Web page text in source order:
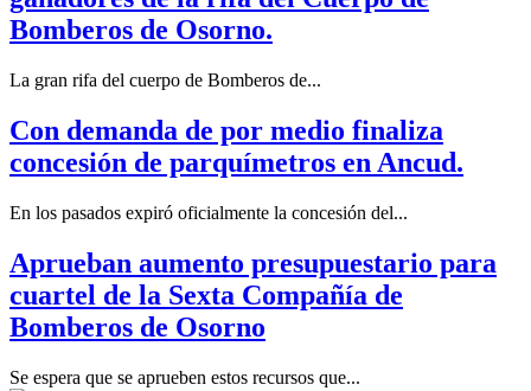
Bomberos de Osorno.
La gran rifa del cuerpo de Bomberos de...
Con demanda de por medio finaliza
concesión de parquímetros en Ancud.
En los pasados expiró oficialmente la concesión del...
Aprueban aumento presupuestario para
cuartel de la Sexta Compañía de
Bomberos de Osorno
Se espera que se aprueben estos recursos que...